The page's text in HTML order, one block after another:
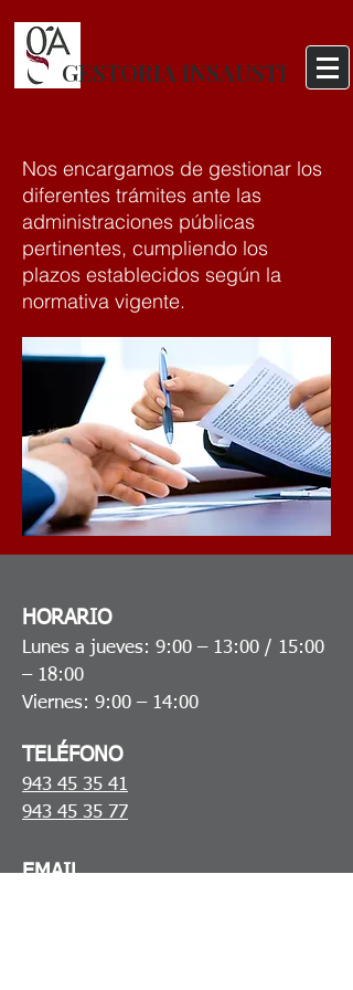
GESTORIA INSAUSTI
Nos encargamos de gestionar los
diferentes trámites ante las
administraciones públicas
pertinentes, cumpliendo los
plazos establecidos según la
normativa vigente.
HORARIO
Lunes a jueves: 9:00 – 13:00 / 15:00
– 18:00
Viernes: 9:00 – 14:00
TELÉFONO
943 45 35 41
943 45 35 77
​EMAIL